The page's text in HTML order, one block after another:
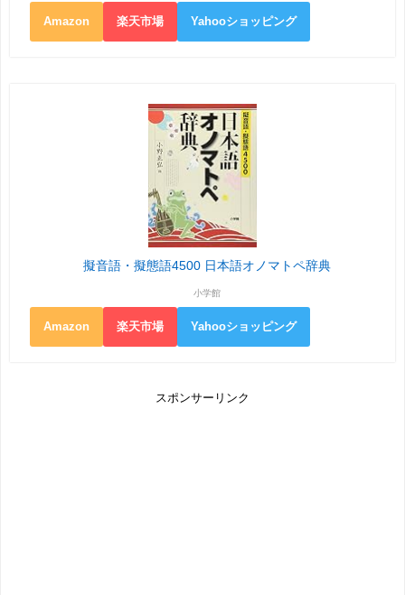
Amazon 楽天市場 Yahooショッピング
擬音語・擬態語4500 日本語オノマトペ辞典
小学館
Amazon 楽天市場 Yahooショッピング
スポンサーリンク